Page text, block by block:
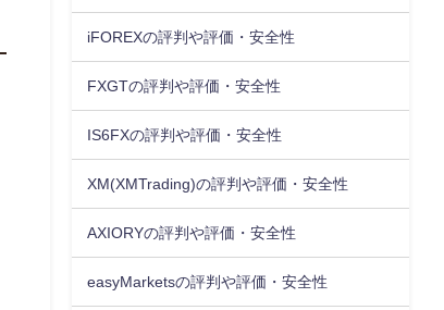
iFOREXの評判や評価・安全性
FXGTの評判や評価・安全性
IS6FXの評判や評価・安全性
XM(XMTrading)の評判や評価・安全性
AXIORYの評判や評価・安全性
easyMarketsの評判や評価・安全性